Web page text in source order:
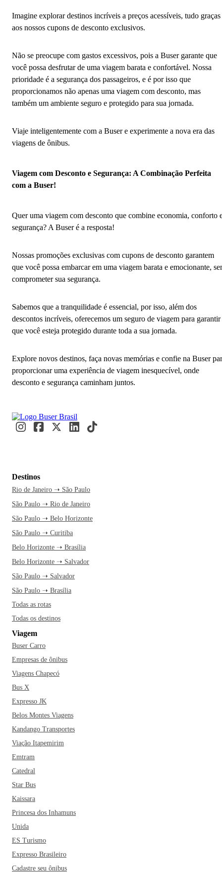
Imagine explorar destinos incríveis a preços acessíveis, tudo graças
aos nossos cupons de desconto exclusivos.
Não se preocupe com gastos excessivos, pois a Buser garante que
você possa desfrutar de uma viagem barata e confortável. Nossa
prioridade é a segurança dos passageiros, e é por isso que
proporcionamos não apenas uma viagem com desconto, mas
também um ambiente seguro e protegido para sua jornada.
Viaje inteligentemente com a Buser e experimente a nova era das
viagens de ônibus.
Viagem com Desconto e Segurança: A Combinação Perfeita
com a Buser!
Quer uma viagem com desconto que combine economia, conforto
segurança? A Buser é a resposta!
Nossas promoções exclusivas com cupons de desconto garantem
que você possa embarcar em uma viagem barata e emocionante,
comprometer sua segurança.
Sabemos que a tranquilidade é essencial, por isso, além dos
descontos incríveis, oferecemos um seguro de viagem para garantir
que você esteja protegido durante toda a sua jornada.
Explore novos destinos, faça novas memórias e confie na Buser
proporcionar uma experiência de viagem inesquecível, onde
desconto e segurança caminham juntos.
Destinos
Rio de Janeiro ➝ São Paulo
São Paulo ➝ Rio de Janeiro
São Paulo ➝ Belo Horizonte
São Paulo ➝ Curitiba
Belo Horizonte ➝ Brasília
Belo Horizonte ➝ Salvador
São Paulo ➝ Salvador
São Paulo ➝ Brasília
Todas as rotas
Todas os destinos
Viagem
Buser Carro
Empresas de ônibus
Viagens Chapecó
Bus X
Expresso JK
Belos Montes Viagens
Kandango Transportes
Viação Itapemirim
Emtram
Catedral
Star Bus
Kaissara
Princesa dos Inhamuns
Unida
ES Turismo
Expresso Brasileiro
Cadastre seu ônibus